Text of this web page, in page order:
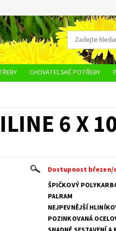
CHOVATELSKÉ POTŘEBY
6 X
Dostupnost březen/
ŠPIČKOVÝ
PALRAM
NEJPEVNĚJŠÍ
POZINKOVANÁ